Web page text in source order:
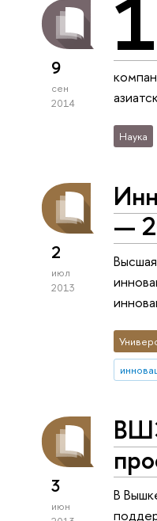
9
сен
2014
Наука
2
июл
2013
—
3
июн
В